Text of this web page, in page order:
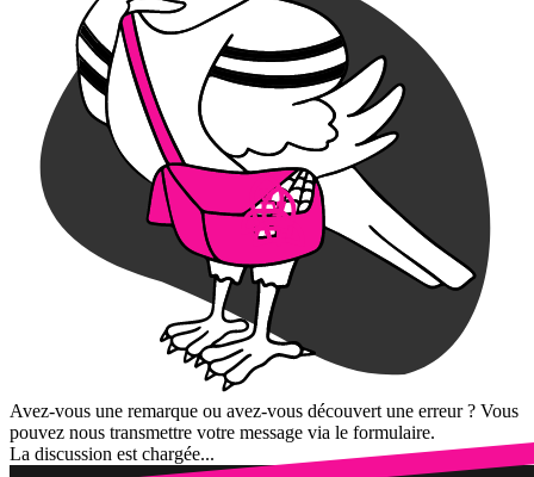
Avez-vous une remarque ou avez-vous découvert une erreur ? Vous
pouvez nous transmettre votre message via le formulaire.
La discussion est chargée...